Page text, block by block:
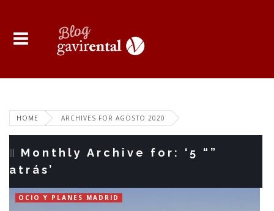
HOME ARCHIVES FOR AGOSTO 2020
Monthly Archive for: ‘5 “”
atrás’
OCIO Y PLANES MADRID